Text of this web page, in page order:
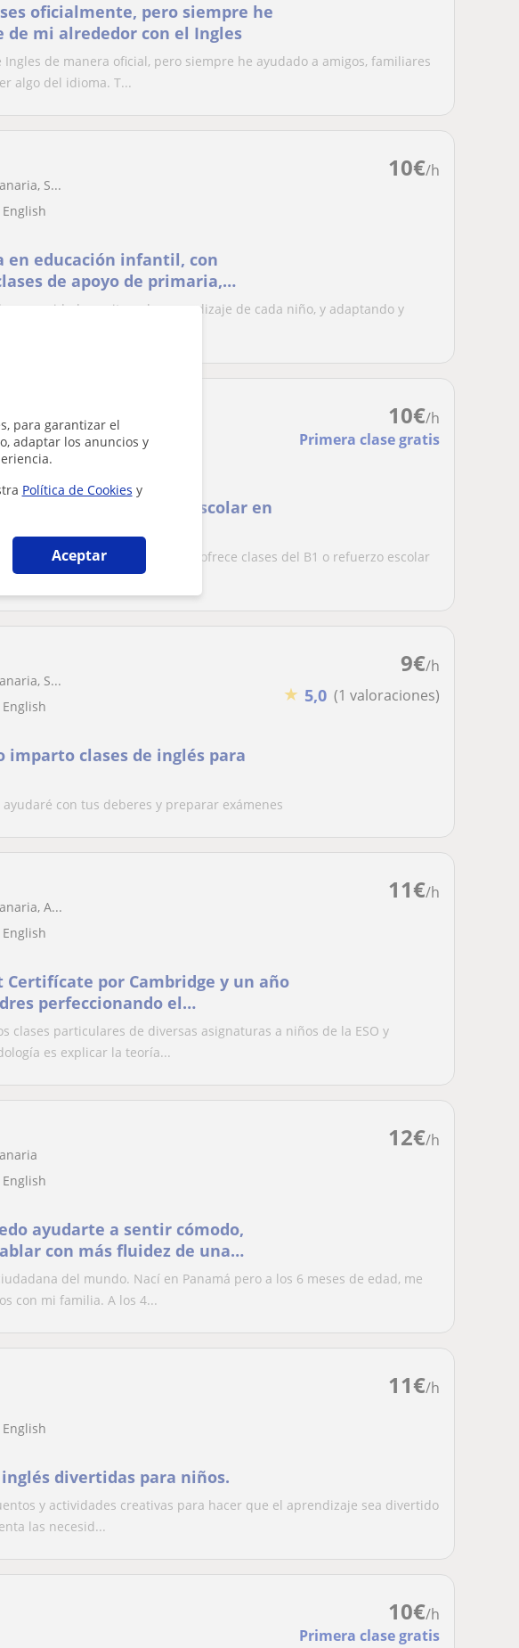
para garantizar el
adaptar los anuncios y
Política de Cookies y
Aceptar
oficialmente, pero siempre he
de mi alrededor con el Ingles
Ingles de manera oficial, pero siempre he ayudado a amigos, familiares
algo del idioma. T...
10€/h
S...
en educación infantil, con
de apoyo de primaria,
necesidades y ritmo de aprendizaje de cada niño, y adaptando y
10€/h
Primera clase gratis
English
para el B1 o refuerzo escolar en
estudiante universitaria que ofrece clases del B1 o refuerzo escolar
esp...
9€/h
★ 5,0 (1 valoraciones)
S...
imparto clases de inglés para
con tus deberes y preparar exámenes
11€/h
A...
por Cambridge y un año
perfeccionando el
clases particulares de diversas asignaturas a niños de la ESO y
es explicar la teoría...
12€/h
ayudarte a sentir cómodo,
con más fluidez de una
eficaz. del mundo. Nací en Panamá pero a los 6 meses de edad, me
con mi familia. A los 4...
11€/h
inglés divertidas para niños.
y actividades creativas para hacer que el aprendizaje sea divertido
las necesid...
10€/h
Primera clase gratis